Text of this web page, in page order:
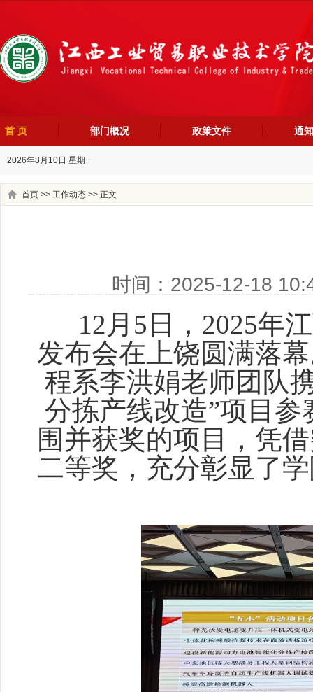
首 页 部门概况 政策文件 通
2026年8月10日 星期一
首页 >> 工作动态 >> 正文
时间：2025-12-18
12月5日，2025年
发布会在上饶圆满落
程系李洪娟老师团队
分拣产线改造”项目
围并获奖的项目，凭
二等奖，充分彰显了